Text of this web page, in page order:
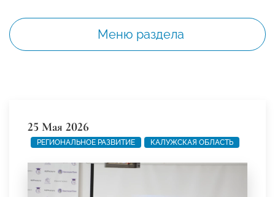
Меню раздела
25 Мая 2026
РЕГИОНАЛЬНОЕ РАЗВИТИЕ КАЛУЖСКАЯ ОБЛАСТЬ